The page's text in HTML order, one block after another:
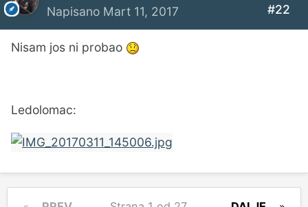
Napisano Mart 11, 2017 #22
Nisam jos ni probao
Ledolomac: